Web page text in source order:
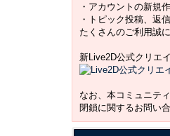
・アカウントの新規
・トピック投稿、返信
たくさんのご利用誠
新Live2D公式クリエ
なお、本コミュニテ
閉鎖に関するお問い